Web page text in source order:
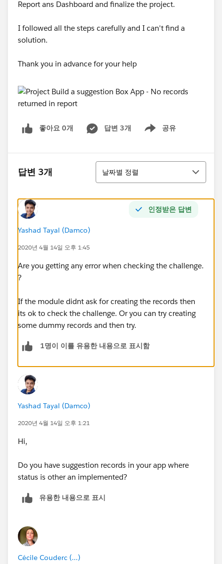
Report ans Dashboard and finalize the project.
I followed all the steps carefully and I can't find a
solution.
Thank you in advance for your help
좋아요 0개 답변 3개 공유
Show menu
답변 3개
정렬
날짜별 정렬
인정받은 답변
Yashad Tayal (Damco)
2020년 4월 14일 오후 1:45
Are you getting any error when checking the challenge.
?
If the module didnt ask for creating the records then
its ok to check the challenge. Or you can try creating
some dummy records and then try.
1명이 이를 유용한 내용으로 표시함
Yashad Tayal (Damco)
2020년 4월 14일 오후 1:21
Hi,
Do you have suggestion records in your app where
status is other an implemented?
유용한 내용으로 표시
Cécile Couderc (...)